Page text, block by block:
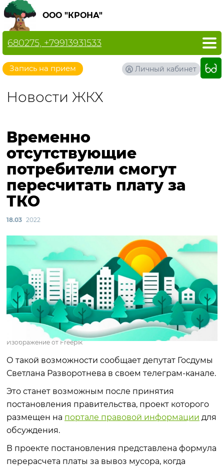
ООО "КРОНА"
Запись на прием
680275, +79913931533
Личный кабинет
Новости ЖКХ
Временно
отсутствующие
потребители смогут
пересчитать плату за
ТКО
18.03 2022
Изображение от Freepik
О такой возможности сообщает депутат Госдумы
Светлана Разворотнева в своем телеграм-канале.
Это станет возможным после принятия
постановления правительства, проект которого
размещен на портале правовой информации для
обсуждения.
В проекте постановления представлена формула
перерасчета платы за вывоз мусора, когда